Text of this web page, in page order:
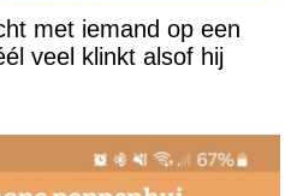
met iemand op een
veel klinkt alsof hij